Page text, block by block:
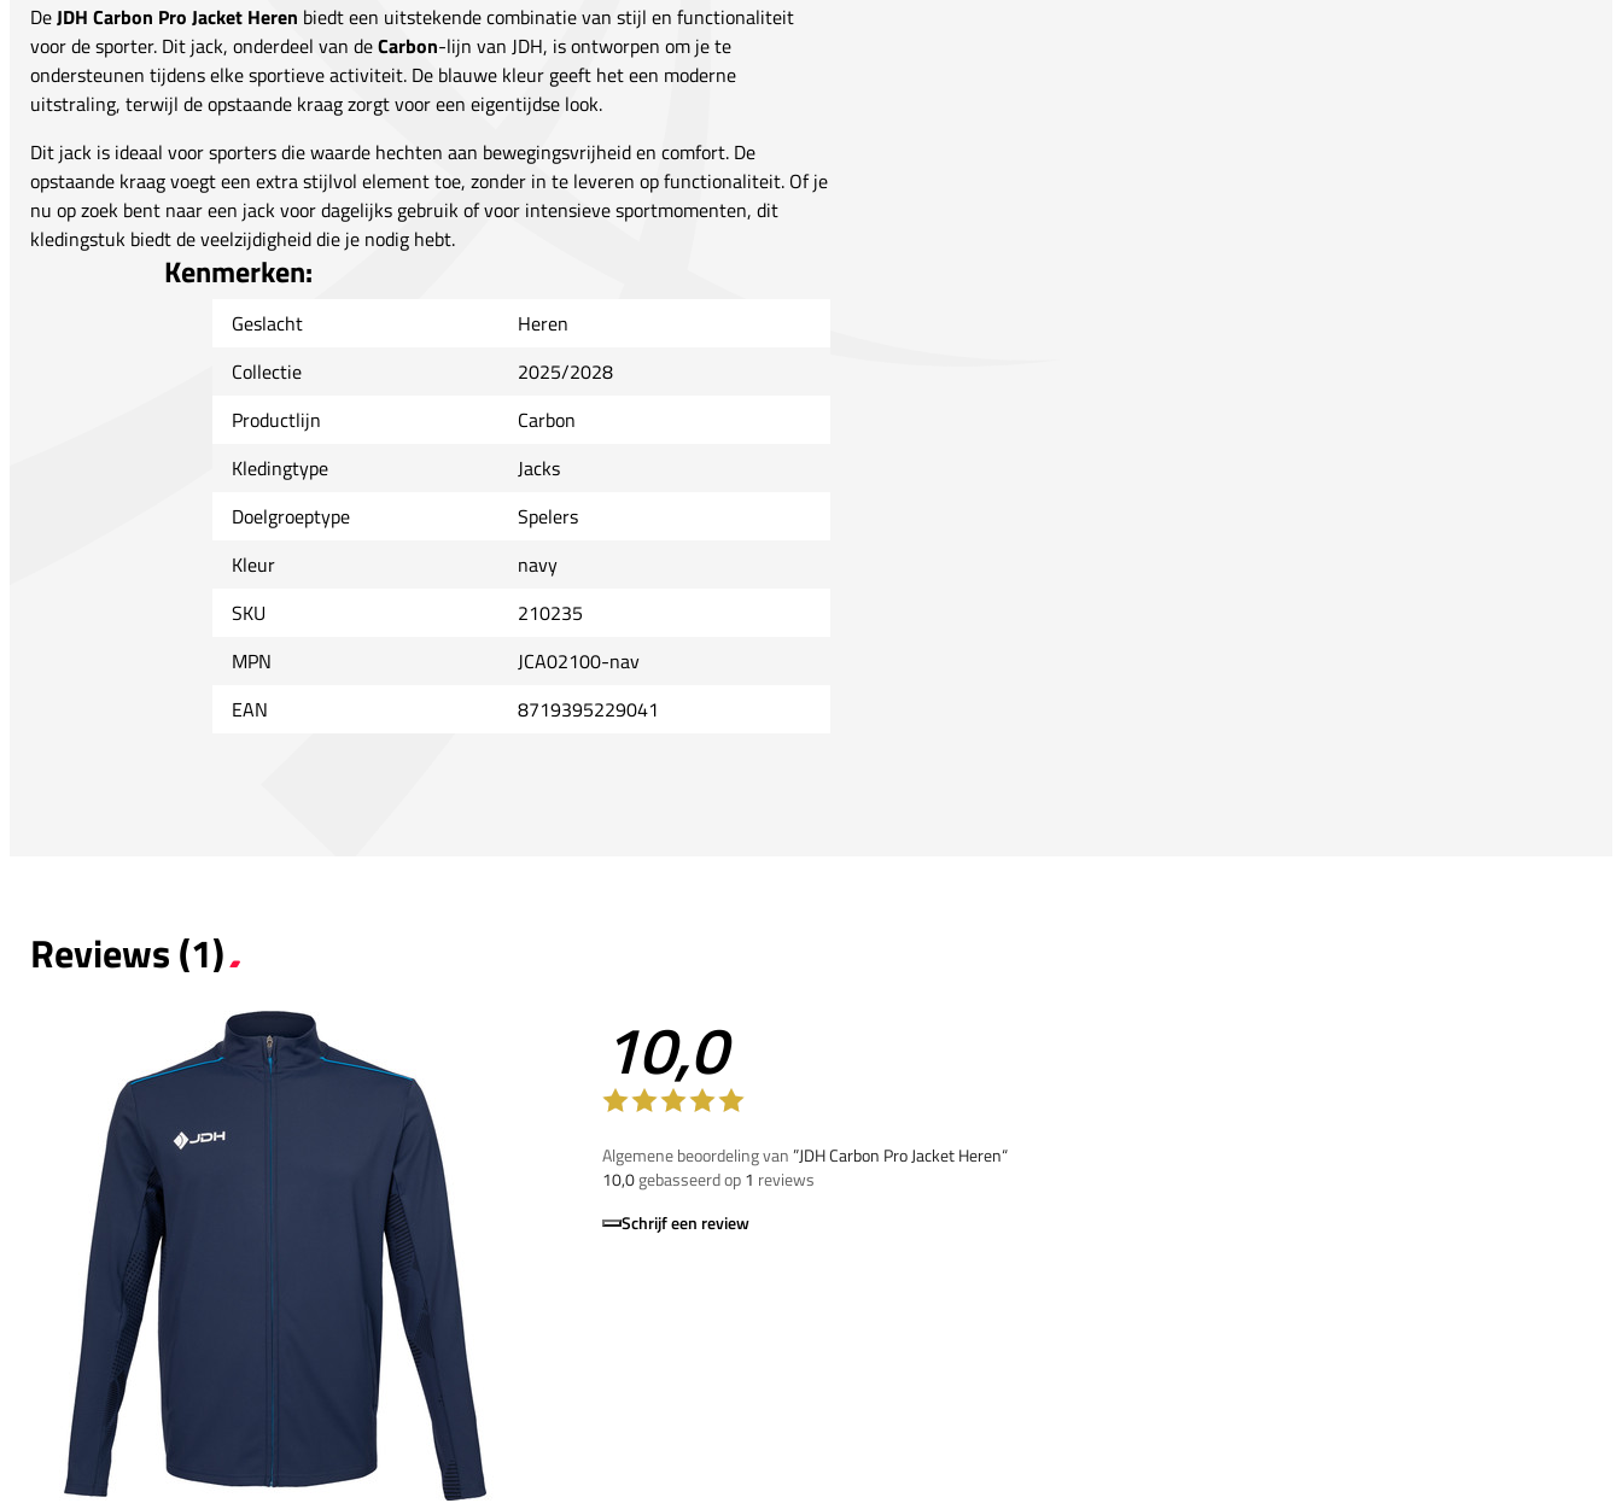
DeJDH Carbon Pro Jacket Heren biedt een uitstekende combinatie van stijl en functionaliteit
voor de sporter. Dit jack, onderdeel van deCarbon-lijn van JDH, is ontworpen om je te
ondersteunen tijdens elke sportieve activiteit. De blauwe kleur geeft het een moderne
uitstraling, terwijl de opstaande kraag zorgt voor een eigentijdse look.
Dit jack is ideaal voor sporters die waarde hechten aan bewegingsvrijheid en comfort. De
opstaande kraag voegt een extra stijlvol element toe, zonder in te leveren op functionaliteit. Of je
nu op zoek bent naar een jack voor dagelijks gebruik of voor intensieve sportmomenten, dit
kledingstuk biedt de veelzijdigheid die je nodig hebt.
Kenmerken:
Geslacht
Heren
Collectie
2025/2028
Productlijn
Carbon
Kledingtype
Jacks
Doelgroeptype
Spelers
Kleur
navy
SKU
210235
MPN
JCA02100-nav
EAN
8719395229041
Reviews (1)
10,0
Algemene beoordeling van”JDH Carbon Pro Jacket Heren“
10,0gebasseerd op1 reviews
Schrijf een review